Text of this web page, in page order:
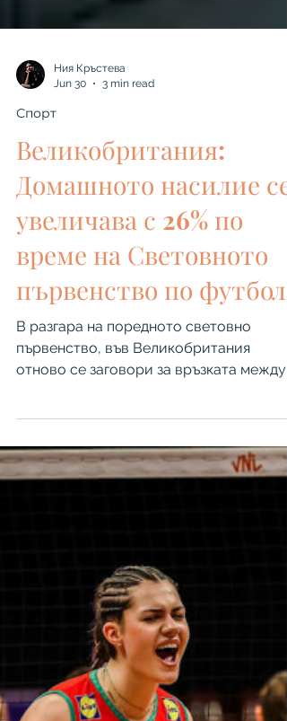
3 min read
Великобритания:
Домашното насилие се
увеличава с 26% по
време на Световното
първенство по футбол
В разгара на поредното световно
футболните мачове и случаите на
домашно насилие. Темата беше
спортни събития се наблюдава
увеличение на сигналите за домашно
насилие. Световното първенство по
футбол е сред най-гледаните спортни
събития на планетата. За милиони хора
то е повод за